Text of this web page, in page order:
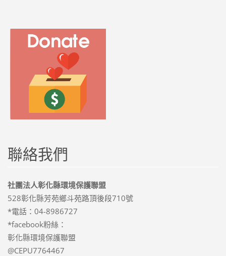
聯絡我們
社團法人彰化縣環境保護聯盟
528彰化縣芳苑鄉斗苑路頂後段710號
*電話：04-8986727
*facebook粉絲：
彰化縣環境保護聯盟
@CEPU7764467